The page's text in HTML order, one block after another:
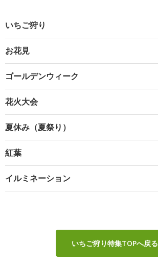
いちご狩り
お花見
ゴールデンウィーク
花火大会
夏休み（夏祭り）
紅葉
イルミネーション
いちご狩り特集TOPへ戻る